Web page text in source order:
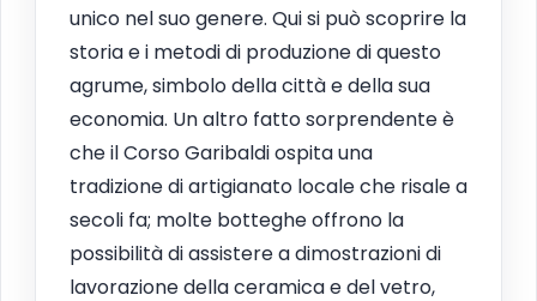
unico nel suo genere. Qui si può scoprire la
storia e i metodi di produzione di questo
agrume, simbolo della città e della sua
economia. Un altro fatto sorprendente è
che il Corso Garibaldi ospita una
tradizione di artigianato locale che risale a
secoli fa; molte botteghe offrono la
possibilità di assistere a dimostrazioni di
lavorazione della ceramica e del vetro,